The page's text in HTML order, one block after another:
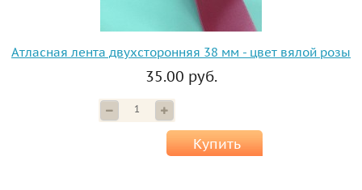
Атласная лента двухсторонняя 38 мм - цвет вялой розы
35.00 руб.
Купить